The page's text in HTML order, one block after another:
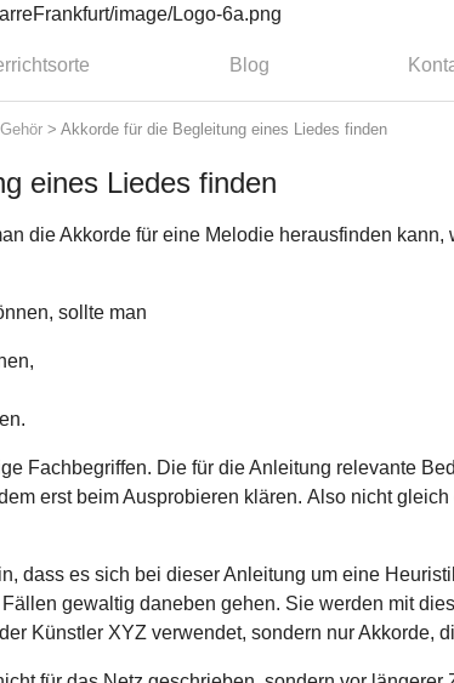
Blog
Gehör > Akkorde für die Begleitung eines Liedes finden
eines Liedes finden
die Akkorde für eine Melodie herausfinden
sollte man
Fachbegriffen. Die für die Anleitung relevante
erst beim Ausprobieren klären. Also nicht
dass es sich bei dieser Anleitung um eine
gewaltig daneben gehen. Sie werden mit
Künstler XYZ verwendet, sondern nur Akkorde,